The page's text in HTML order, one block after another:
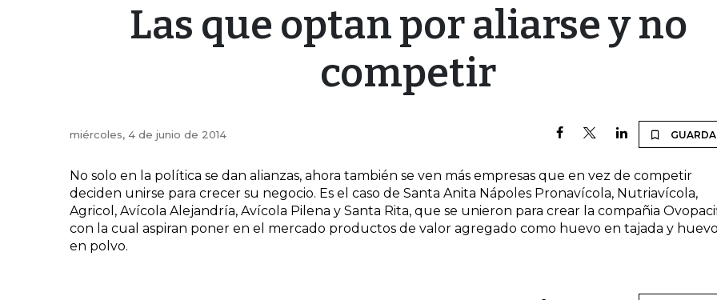
Las que optan por aliarse y no
competir
miércoles, 4 de junio de 2014
No solo en la política se dan alianzas, ahora también se ven más empresas que en vez de competir
deciden unirse para crecer su negocio. Es el caso de Santa Anita Nápoles Pronavícola, Nutriavícola,
Agricol, Avícola Alejandría, Avícola Pilena y Santa Rita, que se unieron para crear la compañia
con la cual aspiran poner en el mercado productos de valor agregado como huevo en tajada y huevo
en polvo.